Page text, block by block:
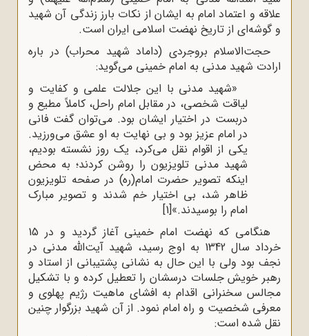
علاقه و اعتماد امام به ایشان از نکات بارز زندگی آن شهید
و گوشه‌ای از تاریخ نهضت اسلامی ایران است.
حجت‌الاسلام بروجردی (داماد شهید محراب) در باره
ارادت شهید مدنی به امام خمینی می‌گوید:
«شهید مدنی با این جلالت علمی و کفایت و
لیاقت شخصی، در مقابل امام راحل، کاملاً مطیع و
دربست در اختیار ایشان بود. می‌توان گفت فانی
در امام عزیز بود و بی نهایت به او عشق می‌ورزید.
یکی از اقوام نقل می‌کرد، یک روز نشسته بودیم،
شهید مدنی تلویزیون را روشن کردند؛ به محض
اینکه تصویر حضرت امام(ره) در صفحه تلویزیون
ظاهر شد، بی اختیار خم شدند و تصویر مبارک
امام را بوسیدند.»[1]
هنگامی که نهضت امام خمینی آغاز گردید و در 15
خرداد سال 1342 به اوج رسید، شهید آیت‌الله مدنی در
نجف بود ولی با این حال به نشانی پشتیبانی از استاد و
رهبر خویش جلسات درسشان را تعطیل کرده و با تشکیل
مجالس سخنرانی اقدام به افشای ماهیت رژیم پهلوی و
معرفی شخصیت و راه امام نمود. از آن شهید بزرگوار چنین
نقل شده است: